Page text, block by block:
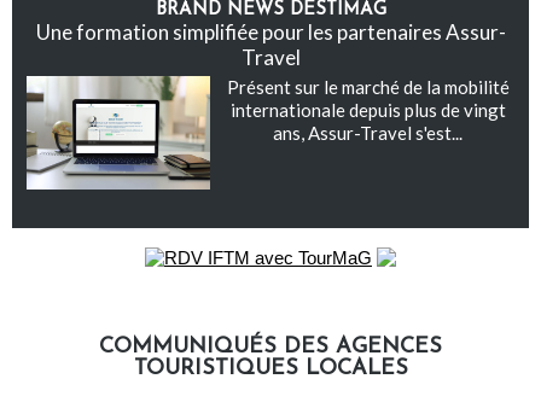
BRAND NEWS DESTIMAG
Une formation simplifiée pour les partenaires Assur-
Travel
Présent sur le marché de la mobilité
internationale depuis plus de vingt
ans, Assur-Travel s'est...
COMMUNIQUÉS DES AGENCES
TOURISTIQUES LOCALES